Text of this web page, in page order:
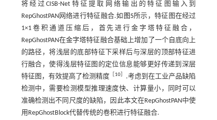
将经过CISB-Net特征提取网络输出的特征图输入到
RepGhostPAN网络进行特征融合.如 图5所示，特征图在经过
1×1卷积通道压缩后，首先进行金字塔特征融合，
RepGhostPAN在金字塔特征融合基础上增加了一个自底向上
的路径，将浅层的底部特征下采样后与深层的顶部特征进
行融合，使得浅层特征图的定位信息能够更好传递到深层
特征图，有效提高了检测精度
10
.考虑到在工业产品缺陷
检测中，需要检测模型推理速度快、计算量小，同时可以
准确检测出不同尺度的缺陷，因此本文在RepGhostPAN中使
用RepGhostBlock代替传统的卷积进行特征融合.